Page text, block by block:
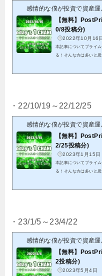
感情的な僕が投資で資産
【無料】
0/8投稿分)
2022年10月16日
本記事についてプライ
る！そんな方は多いと
て頂くことで閲覧可能で
・22/10/19～22/12/25
感情的な僕が投資で資産
【無料】
2/25投稿分)
2023年1月15日
本記事についてプライ
る！そんな方は多いと
して頂くことで閲覧可能
・23/1/5～23/4/22
感情的な僕が投資で資産
【無料】
2投稿分)
2023年5月4日